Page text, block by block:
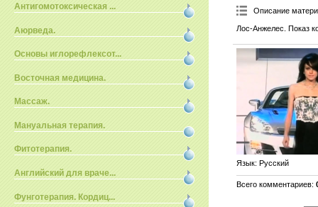
Антигомотоксическая ...
Аюрведа.
Основы иглорефлексот...
Восточная медицина.
Массаж.
Мануальная терапия.
Фитотерапия.
Английский для враче...
Фунготерапия. Кордиц...
Описание
Лос-Анжелес. Показ
Язык: Русский
Всего комментариев: